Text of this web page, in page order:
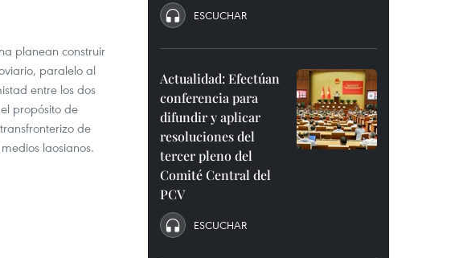
planean construir
paralelo al
entre los dos
propósito de
de
laosianos.
ESCUCHAR
Actualidad: Efectúan
conferencia para
difundir y aplicar
resoluciones del
tercer pleno del
Comité Central del
PCV
ESCUCHAR